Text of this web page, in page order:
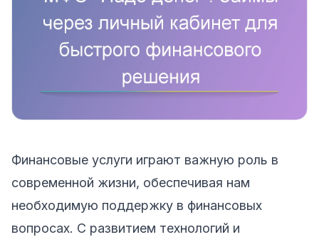
Финансовые услуги играют важную роль в
современной жизни, обеспечивая нам
необходимую поддержку в финансовых
вопросах. С развитием технологий и